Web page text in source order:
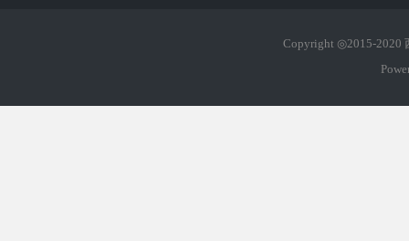
Copyright ◎2015-2020